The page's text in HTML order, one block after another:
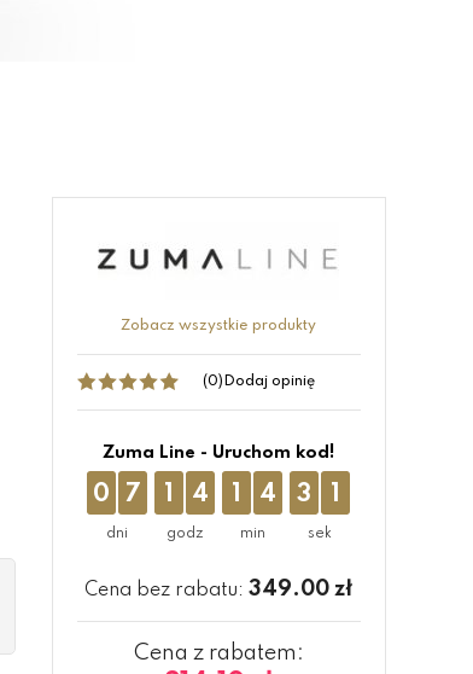
Zobacz wszystkie produkty
(0) Dodaj opinię
Zuma Line - Uruchom kod!
0 7 1 4 1 4 3 1
Cena bez rabatu: 349.00 zł
Cena z rabatem: